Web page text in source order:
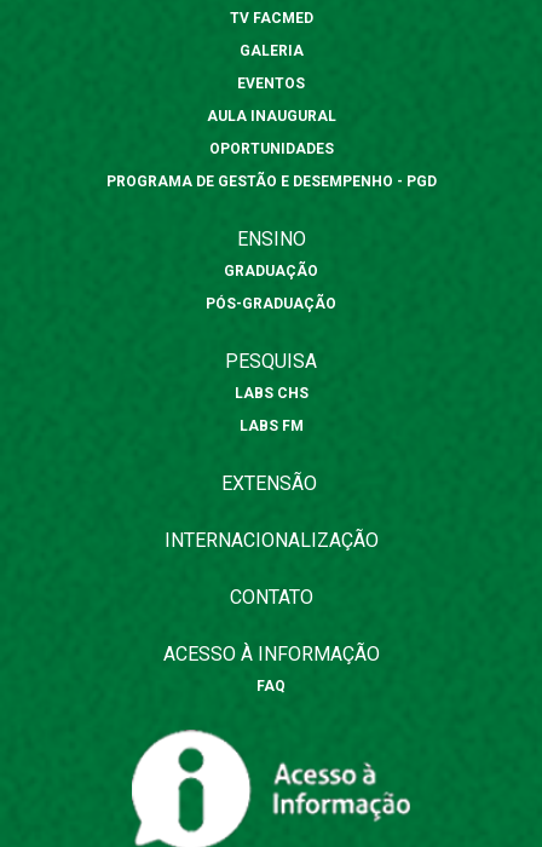
TV FACMED
GALERIA
EVENTOS
AULA INAUGURAL
OPORTUNIDADES
PROGRAMA DE GESTÃO E DESEMPENHO - PGD
ENSINO
GRADUAÇÃO
PÓS-GRADUAÇÃO
PESQUISA
LABS CHS
LABS FM
EXTENSÃO
INTERNACIONALIZAÇÃO
CONTATO
ACESSO À INFORMAÇÃO
FAQ